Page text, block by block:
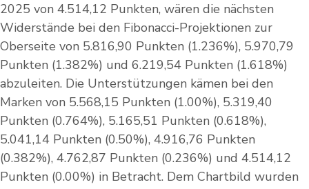
2025 von 4.514,12 Punkten, wären die nächsten
Widerstände bei den Fibonacci-Projektionen zur
Oberseite von 5.816,90 Punkten (1.236%), 5.970,79
Punkten (1.382%) und 6.219,54 Punkten (1.618%)
abzuleiten. Die Unterstützungen kämen bei den
Marken von 5.568,15 Punkten (1.00%), 5.319,40
Punkten (0.764%), 5.165,51 Punkten (0.618%),
5.041,14 Punkten (0.50%), 4.916,76 Punkten
(0.382%), 4.762,87 Punkten (0.236%) und 4.514,12
Punkten (0.00%) in Betracht. Dem Chartbild wurden